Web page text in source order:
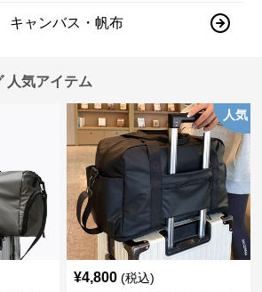
キャンバス・帆布
人気アイテム
人気
¥4,800 (税込)